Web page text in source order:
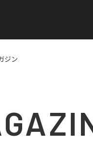
ジン